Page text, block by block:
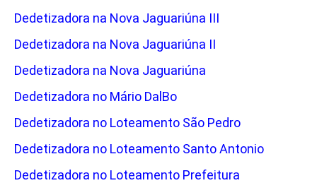
Dedetizadora na Nova Jaguariúna III
Dedetizadora na Nova Jaguariúna II
Dedetizadora na Nova Jaguariúna
Dedetizadora no Mário DalBo
Dedetizadora no Loteamento São Pedro
Dedetizadora no Loteamento Santo Antonio
Dedetizadora no Loteamento Prefeitura